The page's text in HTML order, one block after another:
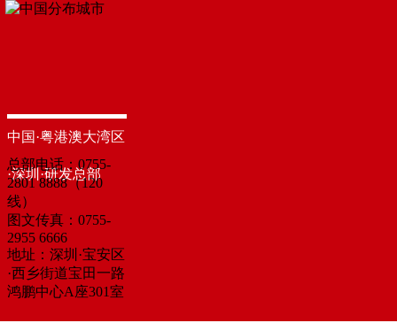
中国·粤港澳大湾区
·深圳·研发总部
总部电话：0755-
2801 8888（120
线）
图文传真：0755-
2955 6666
地址：深圳·宝安区
·西乡街道宝田一路
鸿鹏中心A座301室